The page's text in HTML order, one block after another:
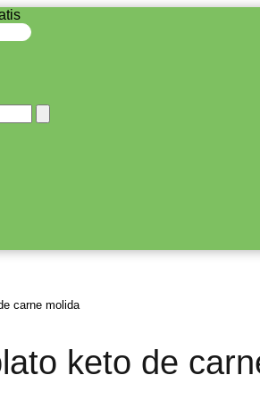
carne molida
keto de